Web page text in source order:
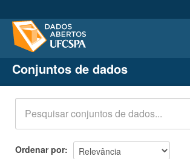
Conjuntos de dados
Organizações
Grupos
Sobre
Conjuntos de dados
Ordenar por